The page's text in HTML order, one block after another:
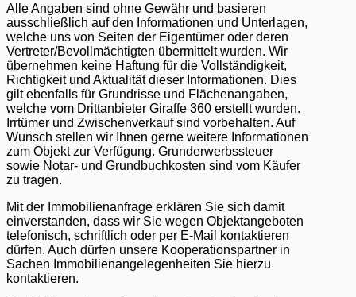
Alle Angaben sind ohne Gewähr und basieren
ausschließlich auf den Informationen und Unterlagen,
welche uns von Seiten der Eigentümer oder deren
Vertreter/Bevollmächtigten übermittelt wurden. Wir
übernehmen keine Haftung für die Vollständigkeit,
Richtigkeit und Aktualität dieser Informationen. Dies
gilt ebenfalls für Grundrisse und Flächenangaben,
welche vom Drittanbieter Giraffe 360 erstellt wurden.
Irrtümer und Zwischenverkauf sind vorbehalten. Auf
Wunsch stellen wir Ihnen gerne weitere Informationen
zum Objekt zur Verfügung. Grunderwerbssteuer
sowie Notar- und Grundbuchkosten sind vom Käufer
zu tragen.
Mit der Immobilienanfrage erklären Sie sich damit
einverstanden, dass wir Sie wegen Objektangeboten
telefonisch, schriftlich oder per E-Mail kontaktieren
dürfen. Auch dürfen unsere Kooperationspartner in
Sachen Immobilienangelegenheiten Sie hierzu
kontaktieren.